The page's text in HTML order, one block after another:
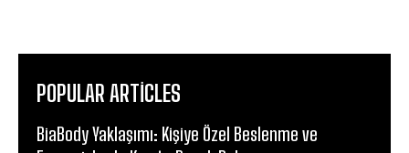
POPULAR ARTICLES
BiaBody Yaklaşımı: Kişiye Özel Beslenme ve